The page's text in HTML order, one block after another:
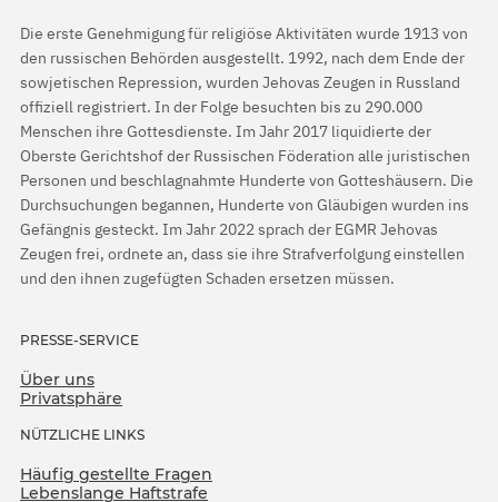
Die erste Genehmigung für religiöse Aktivitäten wurde 1913 von
den russischen Behörden ausgestellt. 1992, nach dem Ende der
sowjetischen Repression, wurden Jehovas Zeugen in Russland
offiziell registriert. In der Folge besuchten bis zu 290.000
Menschen ihre Gottesdienste. Im Jahr 2017 liquidierte der
Oberste Gerichtshof der Russischen Föderation alle juristischen
Personen und beschlagnahmte Hunderte von Gotteshäusern. Die
Durchsuchungen begannen, Hunderte von Gläubigen wurden ins
Gefängnis gesteckt. Im Jahr 2022 sprach der EGMR Jehovas
Zeugen frei, ordnete an, dass sie ihre Strafverfolgung einstellen
und den ihnen zugefügten Schaden ersetzen müssen.
PRESSE-SERVICE
Über uns
Privatsphäre
NÜTZLICHE LINKS
Häufig gestellte Fragen
Lebenslange Haftstrafe